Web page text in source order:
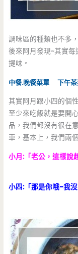
調味區的種類也不多
後來阿月發現~其實
提味。
中餐.晚餐菜單
下午
其實阿月跟小四的個
至少來吃飯就是要開
品，我們都沒有很在
車，基本上，我們兩
小月:「老公，這樣說
小四:「那是你哦~我沒